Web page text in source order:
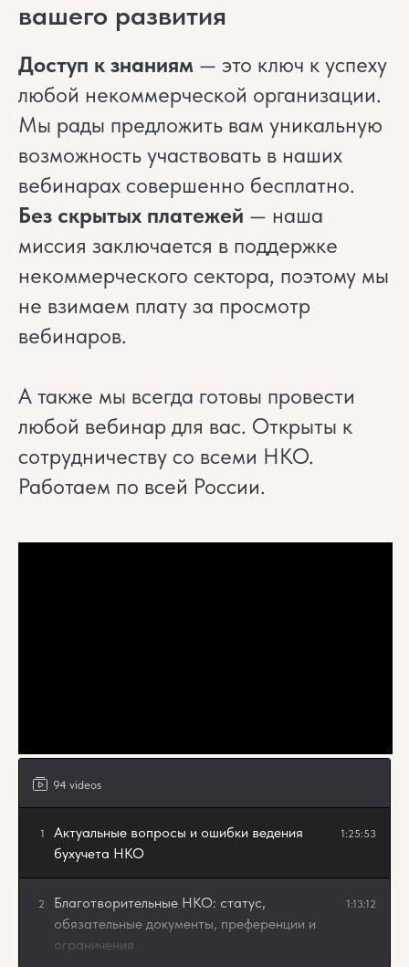
вашего развития
Доступ к знаниям — это ключ к успеху
любой некоммерческой организации.
Мы рады предложить вам уникальную
возможность участвовать в наших
вебинарах совершенно бесплатно.
Без скрытых платежей — наша
миссия заключается в поддержке
некоммерческого сектора, поэтому мы
не взимаем плату за просмотр
вебинаров.
А также мы всегда готовы провести
любой вебинар для вас. Открыты к
сотрудничеству со всеми НКО.
Работаем по всей России.
94 videos
1
Актуальные вопросы и ошибки ведения
бухучета НКО
1:25:53
2
Благотворительные НКО: статус,
обязательные документы, преференции и
ограничения
1:13:12